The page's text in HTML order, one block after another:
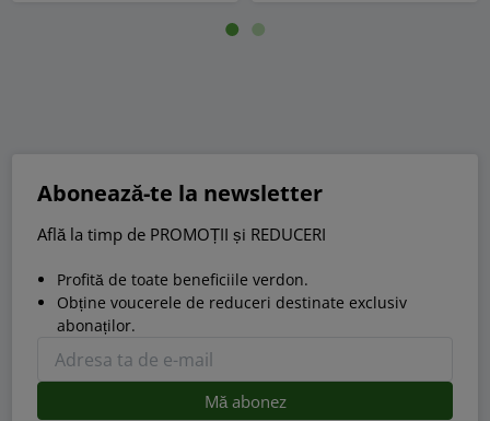
Abonează-te la newsletter
Află la timp de PROMOȚII și REDUCERI
Profită de toate beneficiile verdon.
Obține voucerele de reduceri destinate exclusiv
abonaților.